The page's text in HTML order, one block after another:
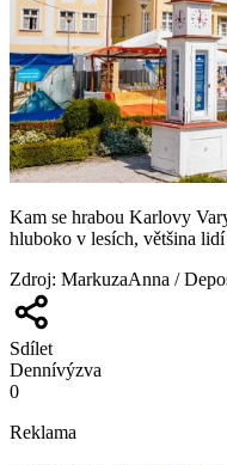
Kam se hrabou Karlovy
hluboko v lesích, většina
Zdroj: MarkuzaAnna /
Sdílet
Dennívýzva
0
Reklama